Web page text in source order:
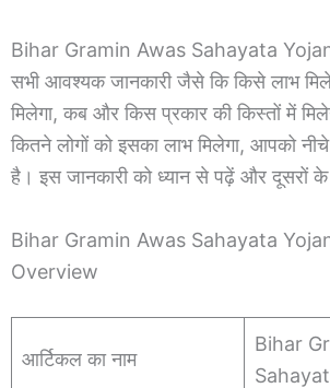
Bihar Gramin Awas Sahayata
सभी आवश्यक जानकारी जैसे कि किसे लाभ
मिलेगा, कब और किस प्रकार की किस्तों में
कितने लोगों को इसका लाभ मिलेगा, आपको नीचे
है। इस जानकारी को ध्यान से पढ़ें और दूसरों
Bihar Gramin Awas Sahayata
Overview
आर्टिकल का नाम
Bihar